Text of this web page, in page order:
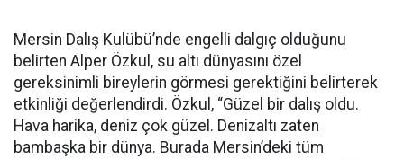
Mersin Dalış Kulübü’nde engelli dalgıç olduğunu
belirten Alper Özkul, su altı dünyasını özel
gereksinimli bireylerin görmesi gerektiğini belirterek
etkinliği değerlendirdi. Özkul, “Güzel bir dalış oldu.
Hava harika, deniz çok güzel. Denizaltı zaten
bambaşka bir dünya. Burada Mersin’deki tüm